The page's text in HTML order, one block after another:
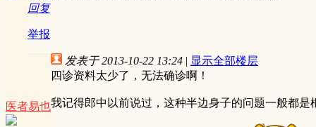
回复
举报
医者易也
发表于 2013-10-22 13:24 | 显示全部楼层
四诊资料太少了，无法确诊啊！
我记得郎中以前说过，这种半边身子的问题一般都是